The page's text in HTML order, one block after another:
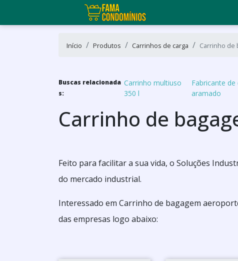
Início Produtos Carrinhos de carga Carrinho de
Buscas relacionada
s:
Carrinho multiuso
350 l
Fabricante
aramado
Carrinho de
Feito para facilitar a sua vida, o Soluções
do mercado industrial.
Interessado em Carrinho de bagagem
das empresas logo abaixo: